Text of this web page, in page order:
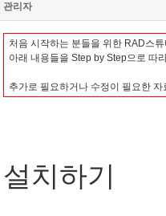
관리자
처음 시작하는 분들을 위한 RAD스
아래 내용들을 Step by Step으로 따
추가로 필요하거나 수정이
설치하기